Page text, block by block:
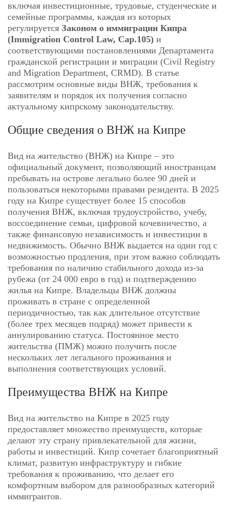
включая инвестиционные, трудовые, студенческие и
семейные программы, каждая из которых
регулируется Законом о иммиграции Кипра
(Immigration Control Law, Cap.105) и
соответствующими постановлениями Департамента
гражданской регистрации и миграции (Civil Registry
and Migration Department, CRMD). В статье
рассмотрим основные виды ВНЖ, требования к
заявителям и порядок их получения согласно
актуальному кипрскому законодательству.
Общие сведения о ВНЖ на Кипре
Вид на жительство (ВНЖ) на Кипре – это
официальный документ, позволяющий иностранцам
пребывать на острове легально более 90 дней и
пользоваться некоторыми правами резидента. В 2025
году на Кипре существует более 15 способов
получения ВНЖ, включая трудоустройство, учебу,
воссоединение семьи, цифровой кочевничество, а
также финансовую независимость и инвестиции в
недвижимость. Обычно ВНЖ выдается на один год с
возможностью продления, при этом важно соблюдать
требования по наличию стабильного дохода из-за
рубежа (от 24 000 евро в год) и подтверждению
жилья на Кипре. Владельцы ВНЖ должны
проживать в стране с определенной
периодичностью, так как длительное отсутствие
(более трех месяцев подряд) может привести к
аннулированию статуса. Постоянное место
жительства (ПМЖ) можно получить после
нескольких лет легального проживания и
выполнения соответствующих условий.
Преимущества ВНЖ на Кипре
Вид на жительство на Кипре в 2025 году
предоставляет множество преимуществ, которые
делают эту страну привлекательной для жизни,
работы и инвестиций. Кипр сочетает благоприятный
климат, развитую инфраструктуру и гибкие
требования к проживанию, что делает его
комфортным выбором для разнообразных категорий
иммигрантов.